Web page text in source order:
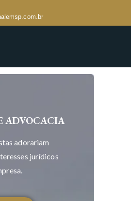
ADVOCACIA
adorariam
jurídicos